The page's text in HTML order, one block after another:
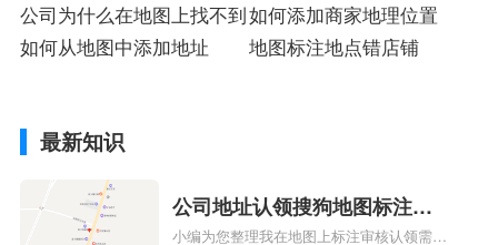
公司为什么在地图上找不到如何添加商家地理位置
如何从地图中添加地址
地图标注地点错店铺
最新知识
公司地址认领搜狗地图标注多
小编为您整理我在地图上标注审核认领需要